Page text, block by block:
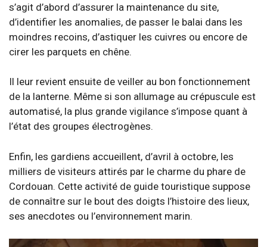
s’agit d’abord d’assurer la maintenance du site,
d’identifier les anomalies, de passer le balai dans les
moindres recoins, d’astiquer les cuivres ou encore de
cirer les parquets en chêne.
Il leur revient ensuite de veiller au bon fonctionnement
de la lanterne. Même si son allumage au crépuscule est
automatisé, la plus grande vigilance s’impose quant à
l’état des groupes électrogènes.
Enfin, les gardiens accueillent, d’avril à octobre, les
milliers de visiteurs attirés par le charme du phare de
Cordouan. Cette activité de guide touristique suppose
de connaître sur le bout des doigts l’histoire des lieux,
ses anecdotes ou l’environnement marin.